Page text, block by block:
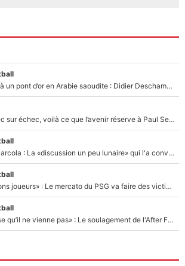
De l’équipe de France à un pont d’or en Arabie saoudite : Didier Deschamps a donné sa réponse !
Tour de France - Échec sur échec, voilà ce que l’avenir réserve à Paul Seixas : «Tant qu’il y aura un Pogacar comme celui-là...»
Transfert de Bradley Barcola : La «discussion un peu lunaire» qui l'a convaincu de quitter le PSG, son entourage est pointé du doigt
«Ça peut attirer des bons joueurs» : Le mercato du PSG va faire des victimes dans l'effectif de Luis Enrique ?
«C’est une bonne chose qu’il ne vienne pas» : Le soulagement de l'After Foot après le transfert avorté de Yan Diomandé au PSG